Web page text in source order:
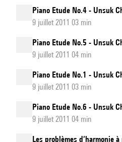
Piano Etude No.4 - Unsuk
9 juillet 2011 03 min
Piano Etude No.5 - Unsuk
9 juillet 2011 04 min
Piano Etude No.1 - Unsuk
9 juillet 2011 03 min
Piano Etude No.6 - Unsuk
9 juillet 2011 04 min
Les problèmes d’harmonie